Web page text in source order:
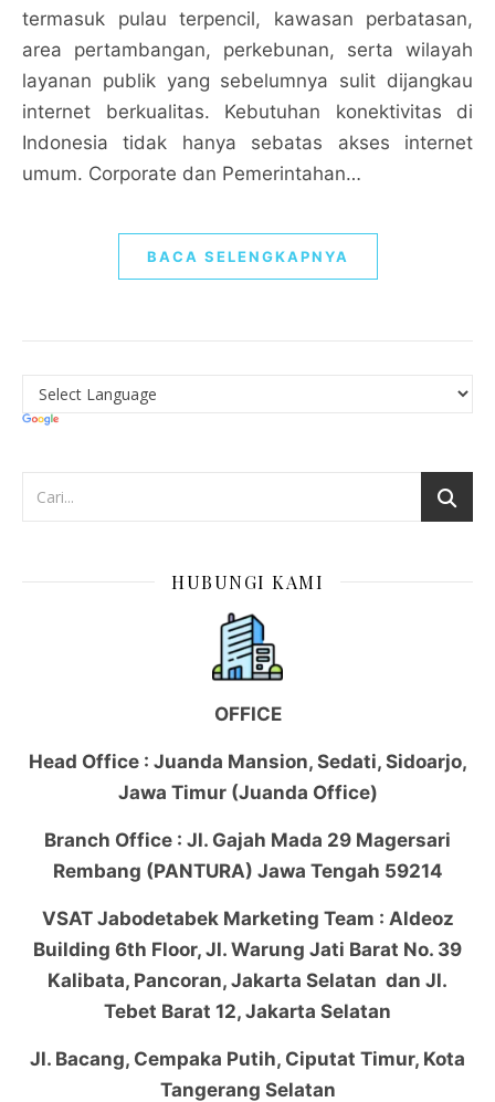
termasuk pulau terpencil, kawasan perbatasan,
area pertambangan, perkebunan, serta wilayah
layanan publik yang sebelumnya sulit dijangkau
internet berkualitas. Kebutuhan konektivitas di
Indonesia tidak hanya sebatas akses internet
umum. Corporate dan Pemerintahan…
BACA SELENGKAPNYA
HUBUNGI KAMI
OFFICE
Head Office : Juanda Mansion, Sedati, Sidoarjo,
Jawa Timur (Juanda Office)
Branch Office : Jl. Gajah Mada 29 Magersari
Rembang (PANTURA) Jawa Tengah 59214
VSAT Jabodetabek Marketing Team : Aldeoz
Building 6th Floor, Jl. Warung Jati Barat No. 39
Kalibata, Pancoran, Jakarta Selatan dan Jl.
Tebet Barat 12, Jakarta Selatan
Jl. Bacang, Cempaka Putih, Ciputat Timur, Kota
Tangerang Selatan